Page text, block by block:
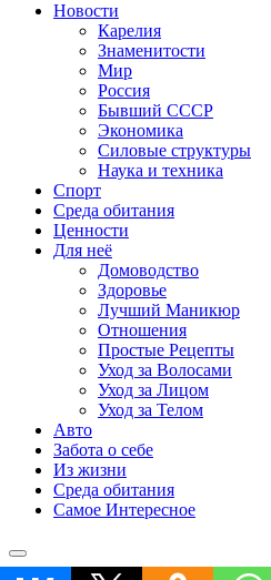
Новости
Карелия
Знаменитости
Мир
Россия
Бывший СССР
Экономика
Силовые структуры
Наука и техника
Спорт
Среда обитания
Ценности
Для неё
Домоводство
Здоровье
Лучший Маникюр
Отношения
Простые Рецепты
Уход за Волосами
Уход за Лицом
Уход за Телом
Авто
Забота о себе
Из жизни
Среда обитания
Самое Интересное